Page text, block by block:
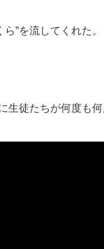
ら”を流してくれた。
生徒たちが何度も